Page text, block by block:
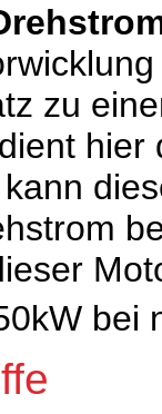
zu
bei